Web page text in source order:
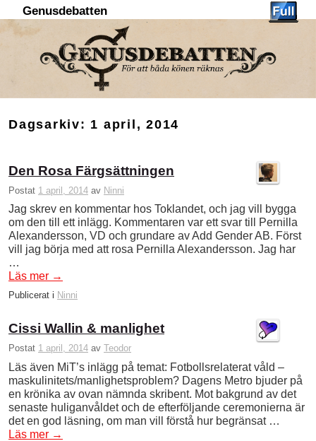
Genusdebatten
Dagsarkiv: 1 april, 2014
Den Rosa Färgsättningen
Postat 1 april, 2014 av Ninni
Jag skrev en kommentar hos Toklandet, och jag vill bygga
om den till ett inlägg. Kommentaren var ett svar till Pernilla
Alexandersson, VD och grundare av Add Gender AB. Först
vill jag börja med att rosa Pernilla Alexandersson. Jag har
…
Läs mer →
Publicerat i Ninni
Cissi Wallin & manlighet
Postat 1 april, 2014 av Teodor
Läs även MiT’s inlägg på temat: Fotbollsrelaterat våld –
maskulinitets/manlighetsproblem? Dagens Metro bjuder på
en krönika av ovan nämnda skribent. Mot bakgrund av det
senaste huliganvåldet och de efterföljande ceremonierna är
det en god läsning, om man vill förstå hur begränsat …
Läs mer →